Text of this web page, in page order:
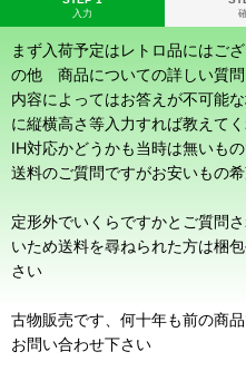
入力
まず入荷予定はレトロ品にはご
の他 商品についての詳しい質
内容によってはお答えが不可能
に縦横高さ等入力すれば教えて
IH対応かどうかも当時は無いも
送料のご質問ですがお安いもの
定形外でいくらですかとご質問
いため送料を尋ねられた方は梱
さい
古物販売です、何十年も前の商
お問い合わせ下さい